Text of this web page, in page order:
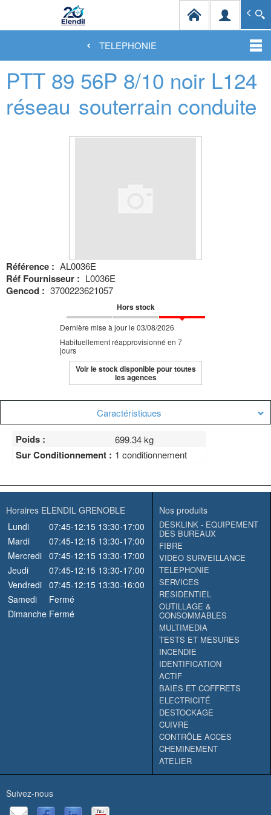
au
contenu
principal
Spécialiste en infrastructures et solutions de
TELEPHONIE
PTT 89 56P 8/10 noir L124
réseau souterrain conduite
Référence : AL0036E
Réf Fournisseur : L0036E
Gencod : 3700223621057
Hors stock
Dernière mise à jour le 03/08/2026
Habituellement réapprovisionné en 7
jours
Voir le stock disponible pour toutes
les agences
Caractéristiques
Poids : 699.34 kg
Sur Conditionnement : 1 conditionnement
Horaires ELENDIL GRENOBLE
Lundi
07:45-12:15 13:30-17:00
Mardi
07:45-12:15 13:30-17:00
Mercredi 07:45-12:15 13:30-17:00
Jeudi
07:45-12:15 13:30-17:00
Vendredi 07:45-12:15 13:30-16:00
Samedi
Fermé
Dimanche Fermé
Nos produits
DESKLINK - EQUIPEMENT
DES BUREAUX
FIBRE
VIDEO SURVEILLANCE
TELEPHONIE
SERVICES
RESIDENTIEL
OUTILLAGE &
CONSOMMABLES
MULTIMEDIA
TESTS ET MESURES
INCENDIE
IDENTIFICATION
ACTIF
BAIES ET COFFRETS
ELECTRICITÉ
DESTOCKAGE
CUIVRE
CONTRÔLE ACCES
CHEMINEMENT
ATELIER
Suivez-nous